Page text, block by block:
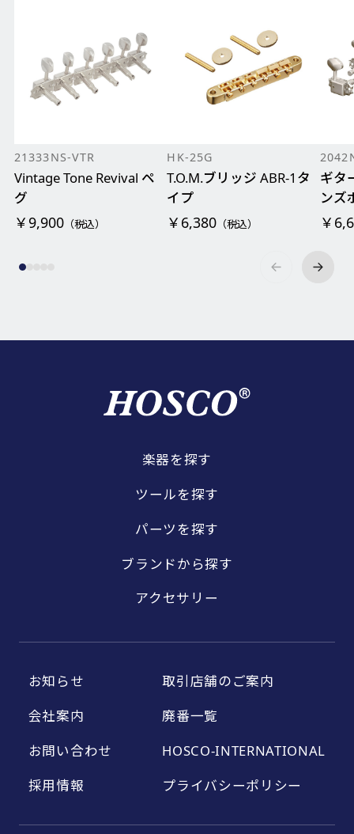
21333NS-VTR
Vintage Tone Revival ペ
グ
￥9,900（税込）
HK-25G
T.O.M.ブリッジ ABR-1タ
イプ
￥6,380 （税込）
ギタ
ンズ
￥
楽器を探す
ツールを探す
パーツを探す
ブランドから探す
アクセサリー
お知らせ
会社案内
お問い合わせ
採用情報
取引店舗のご案内
廃番一覧
HOSCO-INTERNATIONAL
プライバシーポリシー